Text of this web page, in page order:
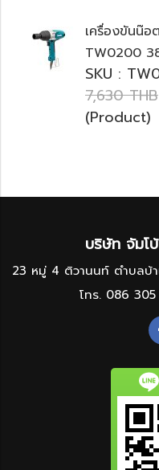
เครื่องขันน๊อ
TW0200
SKU :
7,630 THB
(Product)
บริษัท จัมโ
23 หมู่ 4 ติวานนท์ ตำบลบ้า
โทร. 086